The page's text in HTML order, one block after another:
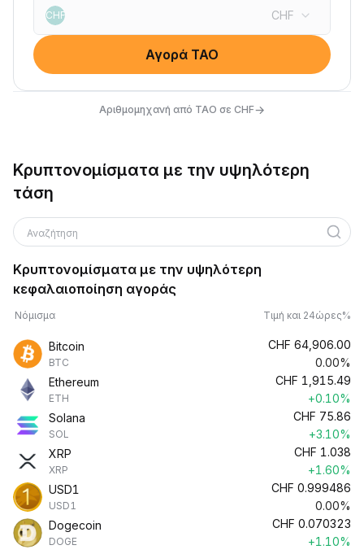
CHF CHF
Αγορά TAO
Αριθμομηχανή από TAO σε CHF→
Κρυπτονομίσματα με την υψηλότερη
τάση
Αναζήτηση
Κρυπτονομίσματα με την υψηλότερη
κεφαλαιοποίηση αγοράς
Νόμισμα Τιμή και 24ώρες%
Bitcoin
BTC
CHF 64,906.00
0.00%
Ethereum
ETH
CHF 1,915.49
+0.10%
Solana
SOL
CHF 75.86
+3.10%
XRP
XRP
CHF 1.038
+1.60%
USD1
USD1
CHF 0.999486
0.00%
Dogecoin
DOGE
CHF 0.070323
+1.10%